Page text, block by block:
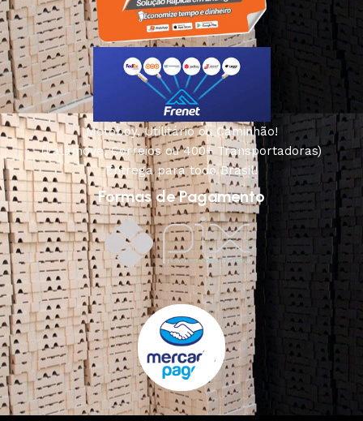
Motoboy, Utilitário ou Caminhão!
(Lalamove, Correios ou 400+ Transportadoras)
Entrega para todo Brasil!
Formas de Pagamento